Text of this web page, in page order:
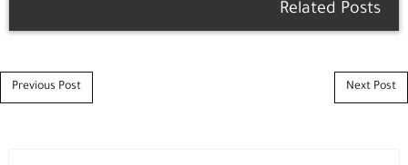
Related Posts
Post navigation
Previous Post Next Post